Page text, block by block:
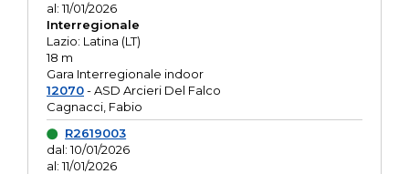
al: 11/01/2026
Interregionale
Lazio: Latina (LT)
18 m
Gara Interregionale indoor
12070- ASD Arcieri Del Falco
Cagnacci, Fabio
R2619003
dal: 10/01/2026
al: 11/01/2026